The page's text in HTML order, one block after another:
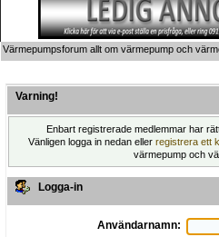
Värmepumpsforum allt om värmepump och
Varning!
Enbart registrerade medlemmar har
Vänligen logga in nedan eller registrera ett
värmepump och
Logga-in
Användarnamn: